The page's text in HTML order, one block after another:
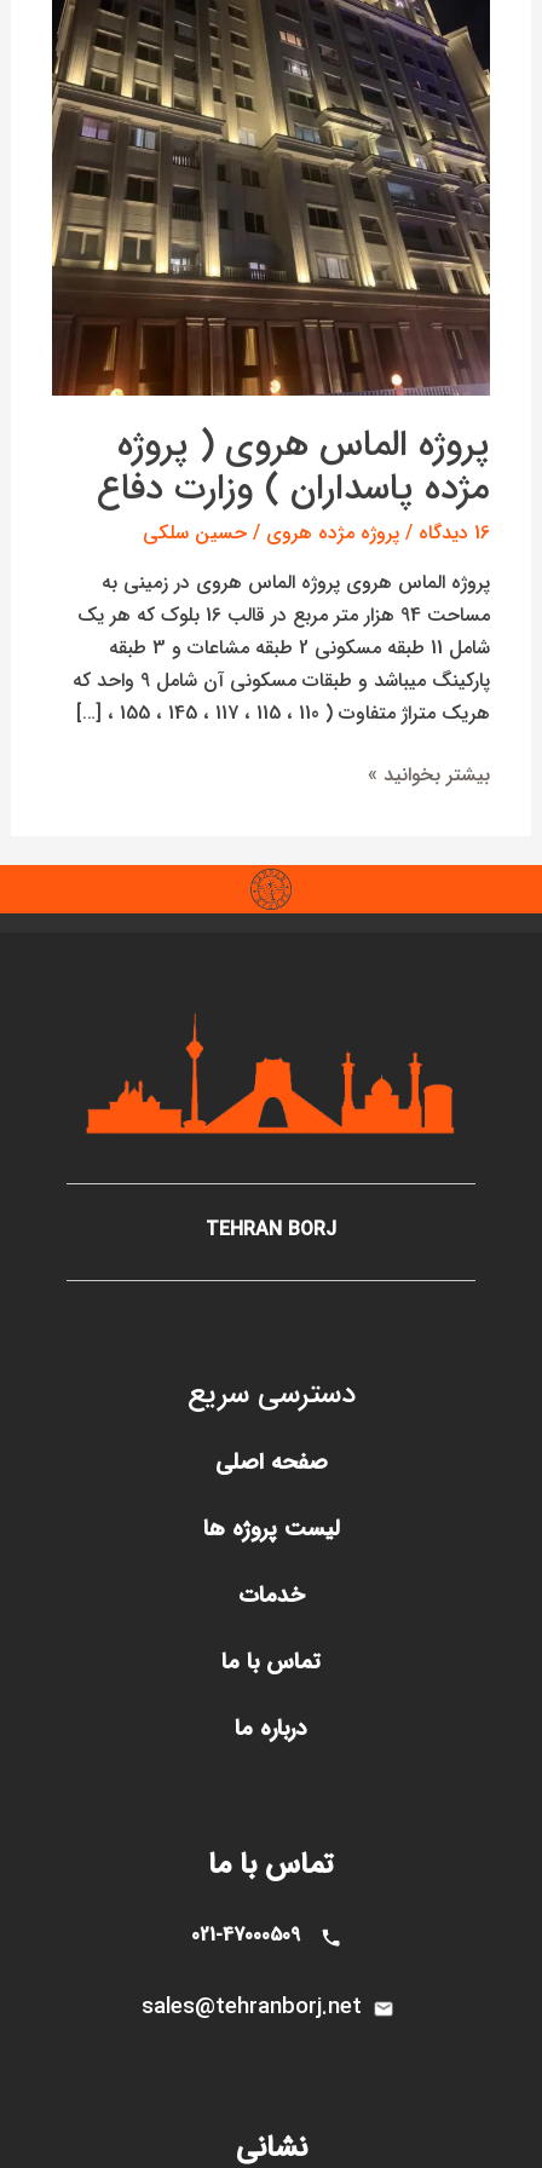
پروژه الماس هروی ( پروژه
مژده پاسداران ) وزارت دفاع
16 دیدگاه / پروژه مژده هروی / حسین سلکی
پروژه الماس هروی پروژه الماس هروی در زمینی به
مساحت 94 هزار متر مربع در قالب 16 بلوک که هر یک
شامل 11 طبقه مسکونی 2 طبقه مشاعات و 3 طبقه
پارکینگ میباشد و طبقات مسکونی آن شامل 9 واحد که
هریک متراژ متفاوت ( 110 ، 115 ، 117 ، 145 ، 155 ، […]
مژده
پاسداران
)
وزارت
دفاع
بیشتر بخوانید »
TEHRAN BORJ
دسترسی سریع
صفحه اصلی
لیست پروژه ها
خدمات
تماس با ما
درباره ما
تماس با ما
021-47000509
sales@tehranborj.net
نشانی